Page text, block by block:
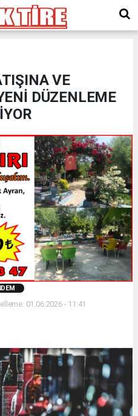
VE
DÜZENLEME
01.06.2026 - 11:41